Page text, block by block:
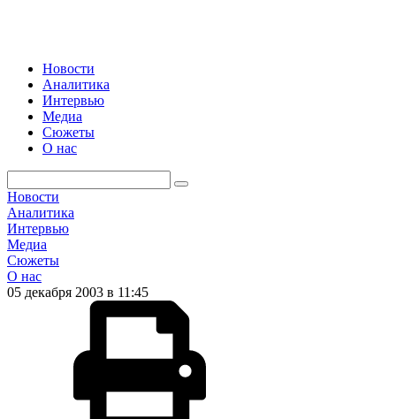
Новости
Аналитика
Интервью
Медиа
Сюжеты
О нас
Новости
Аналитика
Интервью
Медиа
Сюжеты
О нас
05 декабря 2003 в 11:45